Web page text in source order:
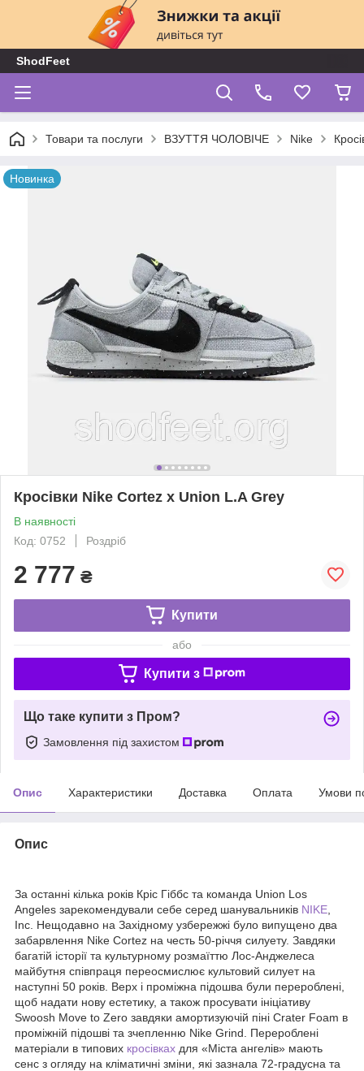
ShodFeet
Товари та послуги ВЗУТТЯ ЧОЛОВІЧЕ Nike
Новинка
Кросівки Nike Cortez x Union L.A Grey
В наявності
Код: 0752
Роздріб
2 777 ₴
Купити
або
Купити з
Що таке купити з Пром?
Замовлення під захистом
Опис Характеристики Доставка Оплата Умови
Опис
За останні кілька років Кріс Гіббс та команда Union Los
Angeles зарекомендували себе серед шанувальників NIKE
Inc. Нещодавно на Західному узбережжі було випущено два
забарвлення Nike Cortez на честь 50-річчя силуету. Завдяки
багатій історії та культурному розмаїттю Лос-Анджелеса
майбутня співпраця переосмислює культовий силует на
наступні 50 років. Верх і проміжна підошва були перероблені,
щоб надати нову естетику, а також просувати ініціативу
Swoosh Move to Zero завдяки амортизуючій піні Crater Foam в
проміжній підошві та зчепленню Nike Grind. Перероблені
матеріали в типових кросівках для «Міста ангелів» мають
сенс з огляду на кліматичні зміни, які зазнала 72-градусна та